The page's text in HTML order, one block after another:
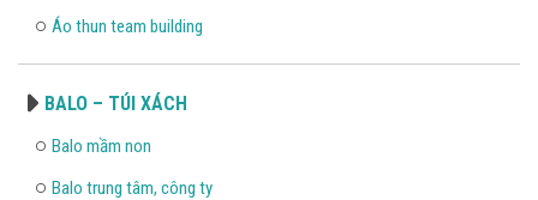
Áo thun team building
BALO – TÚI XÁCH
Balo mầm non
Balo trung tâm, công ty